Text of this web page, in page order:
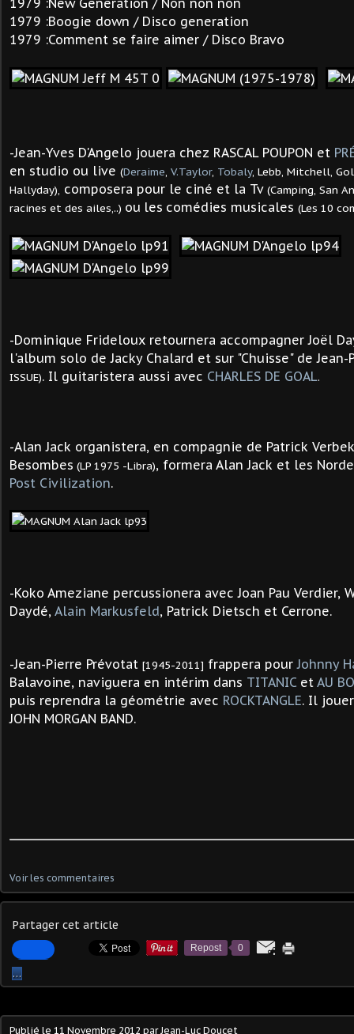
1979 :New Generation / Non non non
1979 :Boogie down / Disco generation
1979 :Comment se faire aimer / Disco Bravo
-Jean-Yves D'Angelo jouera chez RASCAL POUPON et
en studio ou live (Deraime, V.Taylor, Tobaly, Lebb, Mitchell,
Hallyday), composera pour le ciné et la Tv (Camping, San
racines et des ailes,..) ou les comédies musicales (Les 10
-Dominique Frideloux retournera accompagner Joël
l'album solo de Jacky Chalard et sur "Chuisse" de
ISSUE). Il guitaristera aussi avec CHARLES DE GOAL.
-Alan Jack organistera, en compagnie de Patrick
Besombes (LP 1975 -Libra), formera Alan Jack et les
Post Civilization.
-Koko Ameziane percussionera avec Joan Pau Verdier,
Daydé, Alain Markusfeld, Patrick Dietsch et Cerrone.
-Jean-Pierre Prévotat [1945-2011] frappera pourJohnny
Balavoine, naviguera en intérim dans TITANIC et AU
puis reprendra la géométrie avec ROCKTANGLE. Il
JOHN MORGAN BAND.
Voir les commentaires
Partager cet article
Repost 0
…
Publié le 11 Novembre 2012 par Jean-Luc Doucet